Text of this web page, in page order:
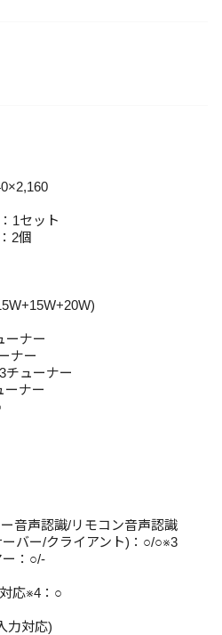
1セット
2個
ーナー
ナー
チューナー
ーナー
音声認識/リモコン音声認識
バー/クライアント)：○/○※3
ー：○/-
応※4：○
力対応)